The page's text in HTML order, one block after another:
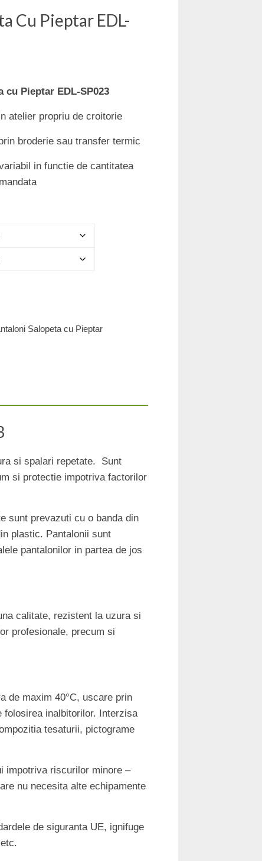
Cu Pieptar EDL-
cu Pieptar EDL-SP023
atelier propriu de croitorie
broderie sau transfer termic
in functie de cantitatea
Salopeta cu Pieptar
si spalari repetate. Sunt
si protectie impotriva factorilor
sunt prevazuti cu o banda din
plastic. Pantalonii sunt
pantalonilor in partea de jos
calitate, rezistent la uzura si
profesionale, precum si
de maxim 40°C, uscare prin
folosirea inalbitorilor. Interzisa
tesaturii, pictograme
impotriva riscurilor minore –
nu necesita alte echipamente
de siguranta UE, ignifuge